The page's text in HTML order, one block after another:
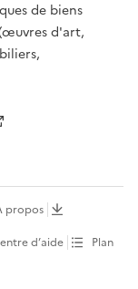
de biens
d'art,
propos
d’aide
Plan